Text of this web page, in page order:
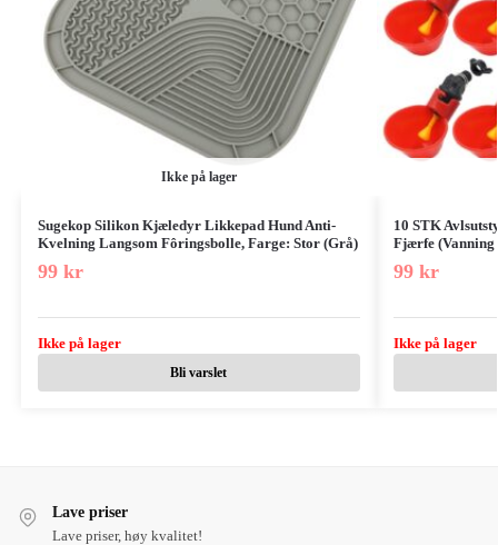
Ikke på lager
Sugekop Silikon Kjæledyr Likkepad Hund Anti-
Kvelning Langsom Fôringsbolle, Farge: Stor (Grå)
99 kr
Ikke på lager
Bli varslet
10 STK
Fjærfe
99 kr
Ikke på lager
Lave priser
Lave priser, høy kvalitet!